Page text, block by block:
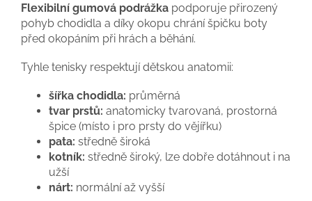
Flexibilní gumová podrážka podporuje přirozený
pohyb chodidla a díky okopu chrání špičku boty
před okopáním při hrách a běhání.
Tyhle tenisky respektují dětskou anatomii:
šířka chodidla: průměrná
tvar prstů: anatomicky tvarovaná, prostorná
špice (místo i pro prsty do vějířku)
pata: středně široká
kotník: středně široký, lze dobře dotáhnout i na
užší
nárt: normální až vyšší